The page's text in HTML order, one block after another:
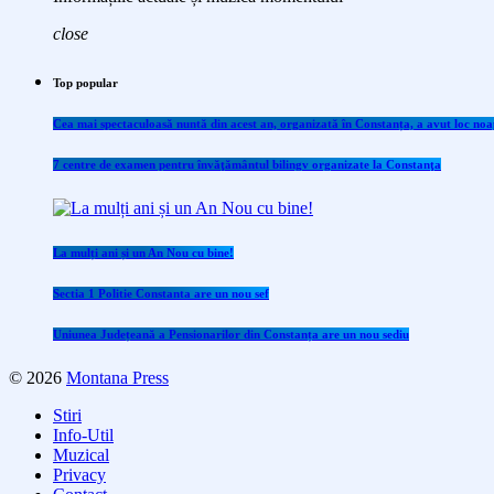
close
Top popular
Cea mai spectaculoasă nuntă din acest an, organizată în Constanța, a avut loc
7 centre de examen pentru învăţământul bilingv organizate la Constanţa
La mulți ani și un An Nou cu bine!
Sectia 1 Politie Constanta are un nou sef
Uniunea Județeană a Pensionarilor din Constanța are un nou sediu
© 2026 Montana Press
Stiri
Info-Util
Muzical
Privacy